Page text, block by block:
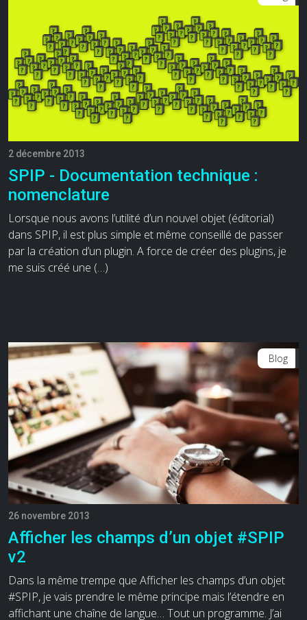
2 décembre 2013
SPIP - Documentation technique :
nomenclature
Lorsque nous avons l’utilité d’un nouvel objet (éditorial)
dans SPIP, il est plus simple et même conseillé de passer
par la création d’un plugin. A force de créer des plugins, je
me suis créé une (…)
Blog
26 novembre 2013
Afficher les champs d’un objet #SPIP
v2
Dans la même trempe que Afficher les champs d’un objet
#SPIP, je vais prendre le même principe mais l’étendre en
affichant une chaîne de langue… Tout un programme. J’ai